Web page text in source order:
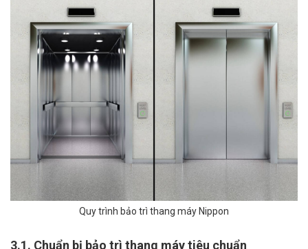
Quy trình bảo trì thang máy Nippon
3.1. Chuẩn bị bảo trì thang máy tiêu chuẩn